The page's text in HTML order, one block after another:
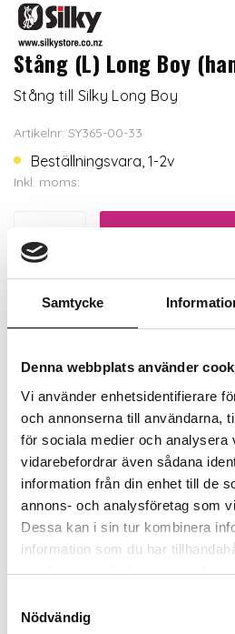
Samtycke
Denna webbplats använder
Vi använder enhetsidentifierare
och annonserna till användarna,
för sociala medier och analysera
vidarebefordrar även sådana
information från din enhet till de
annons- och analysföretag som
Dessa kan i sin tur kombinera
information som du har
samlat in när du har använt
Nödvändig
Stång (L) Long Boy
Stång till Silky Long Boy
Artikelnr: SY365-00-33
Beställningsvara, 1-2v
Inkl. moms:
Lägg i
Trygg betalning
Ekologiskt utbud
Valbara fraktmetoder
Beskrivning
Recensioner
Om tillverkaren
Relaterade